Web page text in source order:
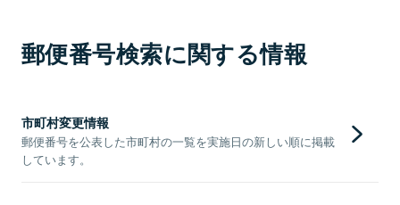
郵便番号検索に関する情報
市町村変更情報
郵便番号を公表した市町村の一覧を実施日の新しい順に掲載
しています。